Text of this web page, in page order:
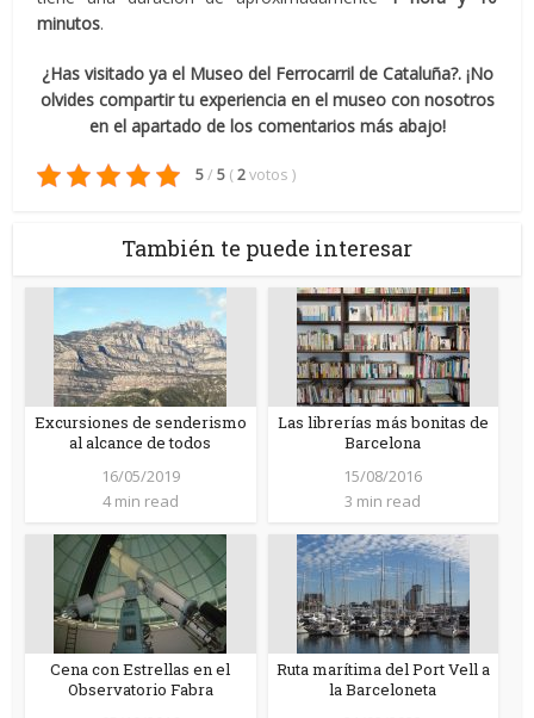
minutos.
¿Has visitado ya el Museo del Ferrocarril de Cataluña?. ¡No
olvides compartir tu experiencia en el museo con nosotros
en el apartado de los comentarios más abajo!
5/ 5 (2votos )
También te puede interesar
Excursiones de senderismo
al alcance de todos
16/05/2019
4 min read
Las librerías más bonitas de
Barcelona
15/08/2016
3 min read
Cena con Estrellas en el
Observatorio Fabra
Ruta marítima del Port Vell a
la Barceloneta